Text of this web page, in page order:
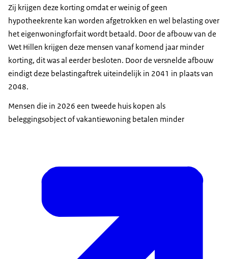
Zij krijgen deze korting omdat er weinig of geen
hypotheekrente kan worden afgetrokken en wel belasting over
het eigenwoningforfait wordt betaald. Door de afbouw van de
Wet Hillen krijgen deze mensen vanaf komend jaar minder
korting, dit was al eerder besloten. Door de versnelde afbouw
eindigt deze belastingaftrek uiteindelijk in 2041 in plaats van
2048.
Mensen die in 2026 een tweede huis kopen als
beleggingsobject of vakantiewoning betalen minder